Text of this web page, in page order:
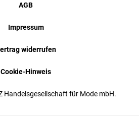
Handelsgesellschaft für Mode mbH.
AGB
Impressum
widerrufen
Cookie-Hinweis